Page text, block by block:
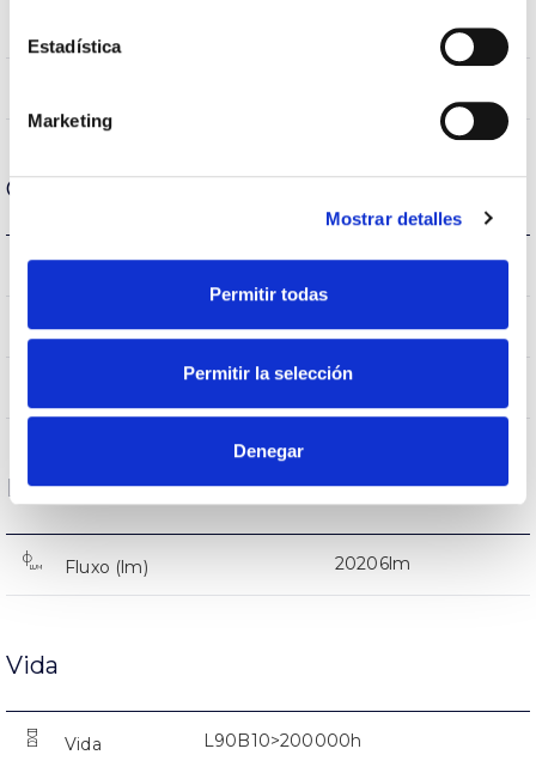
Estadística
Marketing
Mostrar detalles
Permitir todas
Permitir la selección
Denegar
Carcaça e Acabamento
IK Proteção contra impactos IK09
Índice de estanqueidade IP IP66
Desempenho
Fluxo (lm) 20206lm
Vida
Vida L90B10>200000h